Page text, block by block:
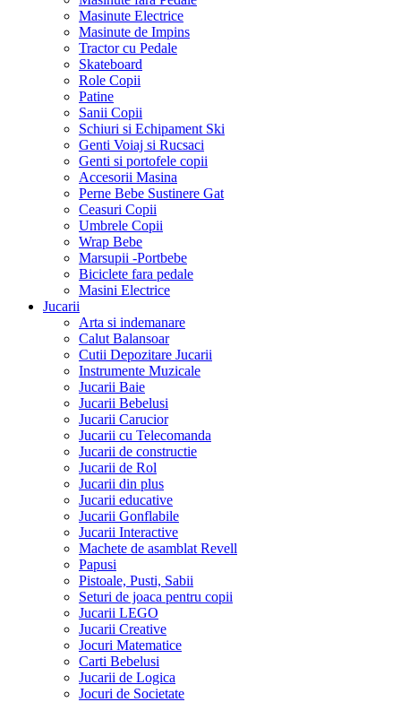
Masinute Electrice
Masinute de Impins
Tractor cu Pedale
Skateboard
Role Copii
Patine
Sanii Copii
Schiuri si Echipament Ski
Genti Voiaj si Rucsaci
Genti si portofele copii
Accesorii Masina
Perne Bebe Sustinere Gat
Ceasuri Copii
Umbrele Copii
Wrap Bebe
Marsupii -Portbebe
Biciclete fara pedale
Masini Electrice
Jucarii
Arta si indemanare
Calut Balansoar
Cutii Depozitare Jucarii
Instrumente Muzicale
Jucarii Baie
Jucarii Bebelusi
Jucarii Carucior
Jucarii cu Telecomanda
Jucarii de constructie
Jucarii de Rol
Jucarii din plus
Jucarii educative
Jucarii Gonflabile
Jucarii Interactive
Machete de asamblat Revell
Papusi
Pistoale, Pusti, Sabii
Seturi de joaca pentru copii
Jucarii LEGO
Jucarii Creative
Jocuri Matematice
Carti Bebelusi
Jucarii de Logica
Jocuri de Societate